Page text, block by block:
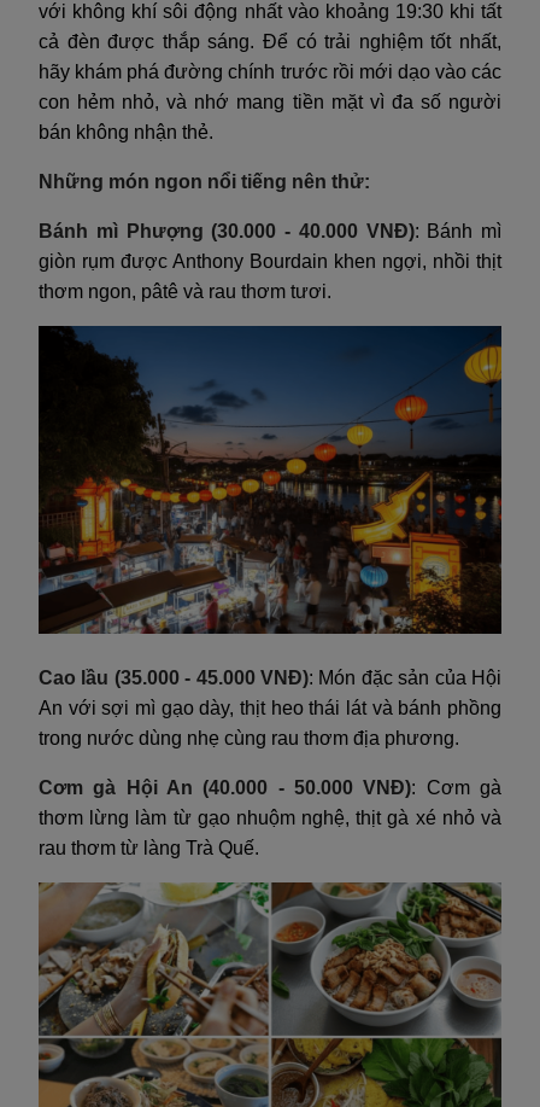
với không khí sôi động nhất vào khoảng 19:30 khi tất
cả đèn được thắp sáng. Để có trải nghiệm tốt nhất,
hãy khám phá đường chính trước rồi mới dạo vào các
con hẻm nhỏ, và nhớ mang tiền mặt vì đa số người
bán không nhận thẻ.
Những món ngon nổi tiếng nên thử:
Bánh mì Phượng (30.000 - 40.000 VNĐ): Bánh mì
giòn rụm được Anthony Bourdain khen ngợi, nhồi thịt
thơm ngon, pâtê và rau thơm tươi.
Cao lầu (35.000 - 45.000 VNĐ): Món đặc sản của Hội
An với sợi mì gạo dày, thịt heo thái lát và bánh phồng
trong nước dùng nhẹ cùng rau thơm địa phương.
Cơm gà Hội An (40.000 - 50.000 VNĐ): Cơm gà
thơm lừng làm từ gạo nhuộm nghệ, thịt gà xé nhỏ và
rau thơm từ làng Trà Quế.